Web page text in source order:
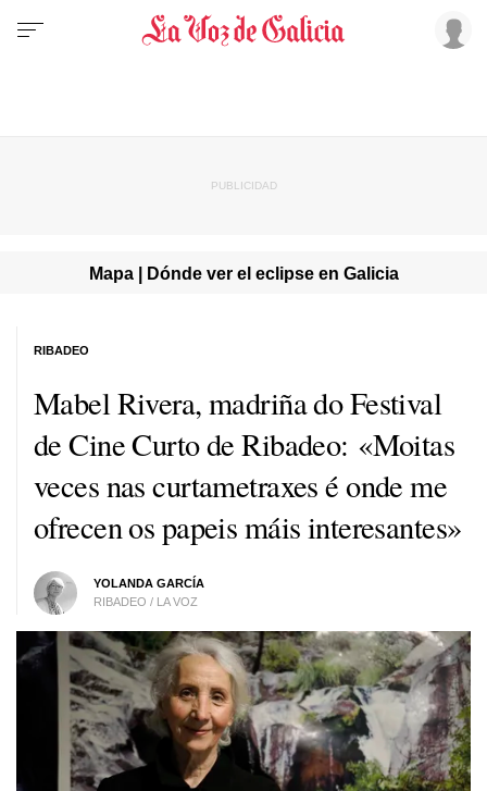
Mapa | Dónde ver el eclipse en Galicia
Mabel Rivera, madriña do Festival
de Cine Curto de Ribadeo: «Moitas
veces nas curtametraxes é onde me
ofrecen os papeis máis interesantes»
YOLANDA GARCÍA
RIBADEO / LA VOZ
RIBADEO